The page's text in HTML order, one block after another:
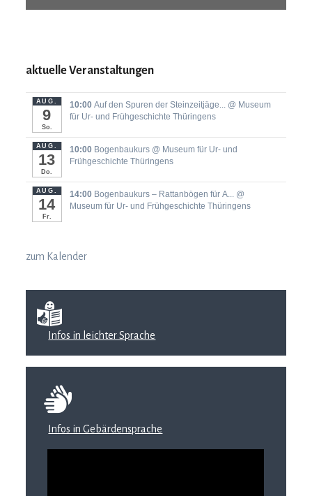
aktuelle Veranstaltungen
AUG.
9
So.
10:00 Auf den Spuren der Steinzeitjäge... @ Museum
für Ur- und Frühgeschichte Thüringens
AUG.
13
Do.
10:00 Bogenbaukurs @ Museum für Ur- und
Frühgeschichte Thüringens
AUG.
14
Fr.
14:00 Bogenbaukurs ‒ Rattanbögen für A... @
Museum für Ur- und Frühgeschichte Thüringens
zum Kalender
Infos in leichter Sprache
Infos in Gebärdensprache